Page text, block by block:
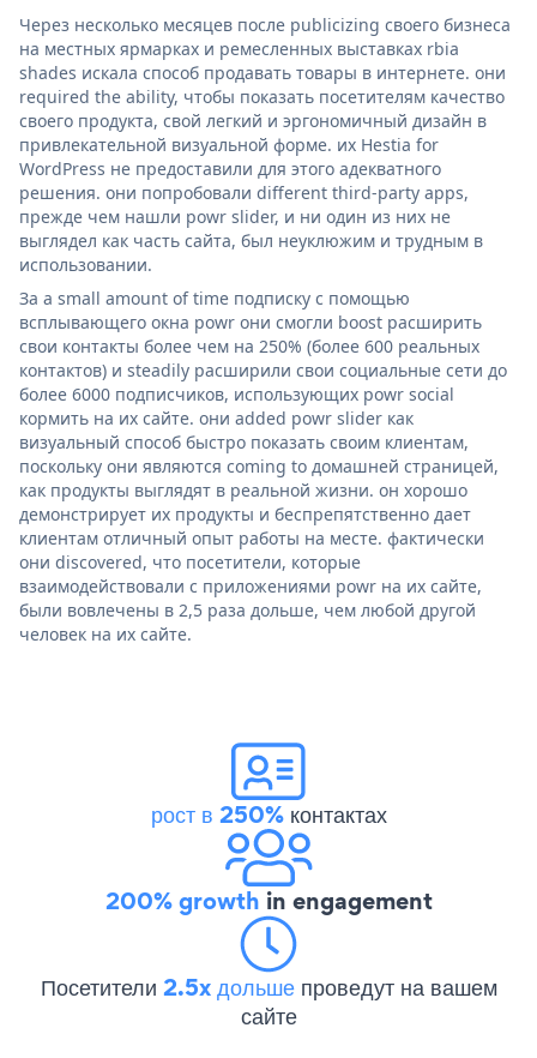
Через несколько месяцев после publicizing своего бизнеса
на местных ярмарках и ремесленных выставках rbia
shades искала способ продавать товары в интернете. они
required the ability, чтобы показать посетителям качество
своего продукта, свой легкий и эргономичный дизайн в
привлекательной визуальной форме. их Hestia for
WordPress не предоставили для этого адекватного
решения. они попробовали different third-party apps,
прежде чем нашли powr slider, и ни один из них не
выглядел как часть сайта, был неуклюжим и трудным в
использовании.
За a small amount of time подписку с помощью
всплывающего окна powr они смогли boost расширить
свои контакты более чем на 250% (более 600 реальных
контактов) и steadily расширили свои социальные сети до
более 6000 подписчиков, использующих powr social
кормить на их сайте. они added powr slider как
визуальный способ быстро показать своим клиентам,
поскольку они являются coming to домашней страницей,
как продукты выглядят в реальной жизни. он хорошо
демонстрирует их продукты и беспрепятственно дает
клиентам отличный опыт работы на месте. фактически
они discovered, что посетители, которые
взаимодействовали с приложениями powr на их сайте,
были вовлечены в 2,5 раза дольше, чем любой другой
человек на их сайте.
рост в 250%контактах
200% growth in engagement
Посетители 2.5x дольше проведут на вашем
сайте